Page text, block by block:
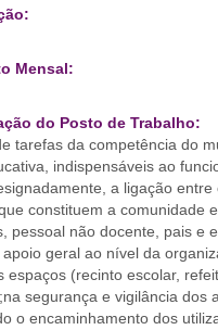
Mensal:
do Posto de Trabalho:
tarefas da competência do
indispensáveis ao
a ligação entre
constituem a comunidade
pessoal não docente, pais e
geral ao nível da
espaços (recinto escolar,
segurança e vigilância dos
o encaminhamento dos